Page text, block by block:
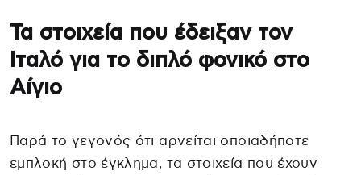
Τα στοιχεία που έδειξαν τον
Ιταλό για το διπλό φονικό στο
Αίγιο
Παρά το γεγονός ότι αρνείται οποιαδήποτε
εμπλοκή στο έγκλημα, τα στοιχεία που έχουν